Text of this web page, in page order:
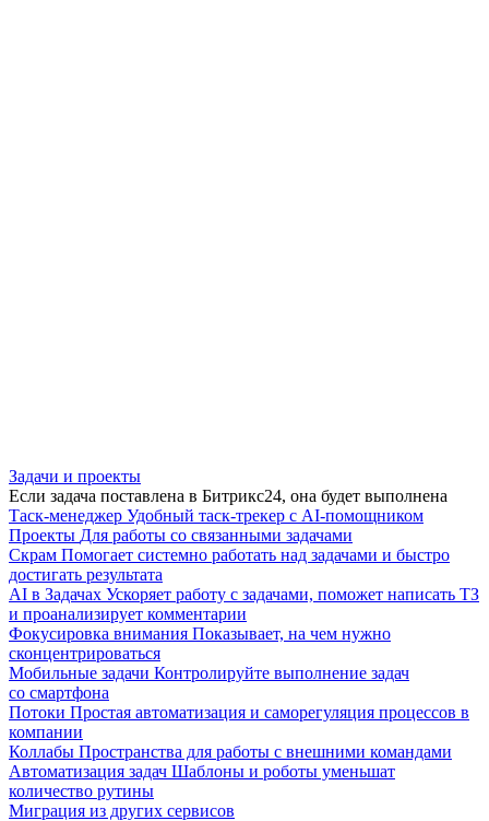
Задачи и проекты
Если задача поставлена в Битрикс24, она будет выполнена
Таск-менеджер Удобный таск-трекер с AI-помощником
Проекты Для работы со связанными задачами
Скрам Помогает системно работать над задачами и быстро
достигать результата
AI в Задачах Ускоряет работу с задачами, поможет написать ТЗ
и проанализирует комментарии
Фокусировка внимания Показывает, на чем нужно
сконцентрироваться
Мобильные задачи Контролируйте выполнение задач
со смартфона
Потоки Простая автоматизация и саморегуляция процессов в
компании
Коллабы Пространства для работы с внешними командами
Автоматизация задач Шаблоны и роботы уменьшат
количество рутины
Миграция из других сервисов